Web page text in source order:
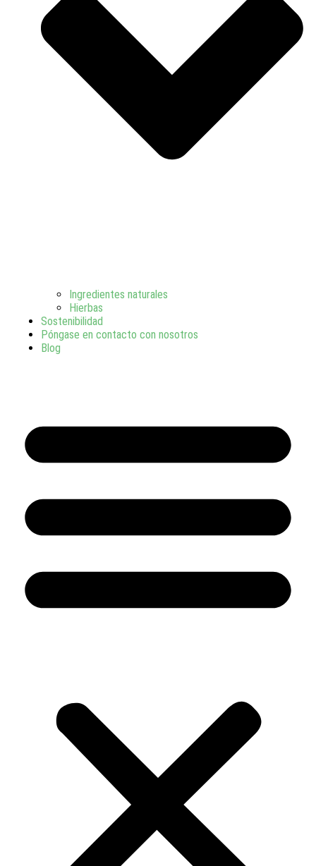
Ingredientes naturales
Hierbas
Sostenibilidad
Póngase en contacto con nosotros
Blog